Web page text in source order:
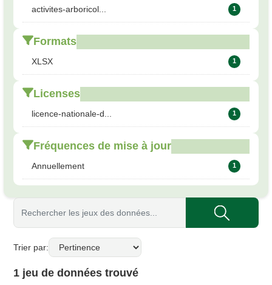
activites-arboricol... 1
Formats
XLSX 1
Licenses
licence-nationale-d... 1
Fréquences de mise à jour
Annuellement 1
Trier par
1 jeu de données trouvé